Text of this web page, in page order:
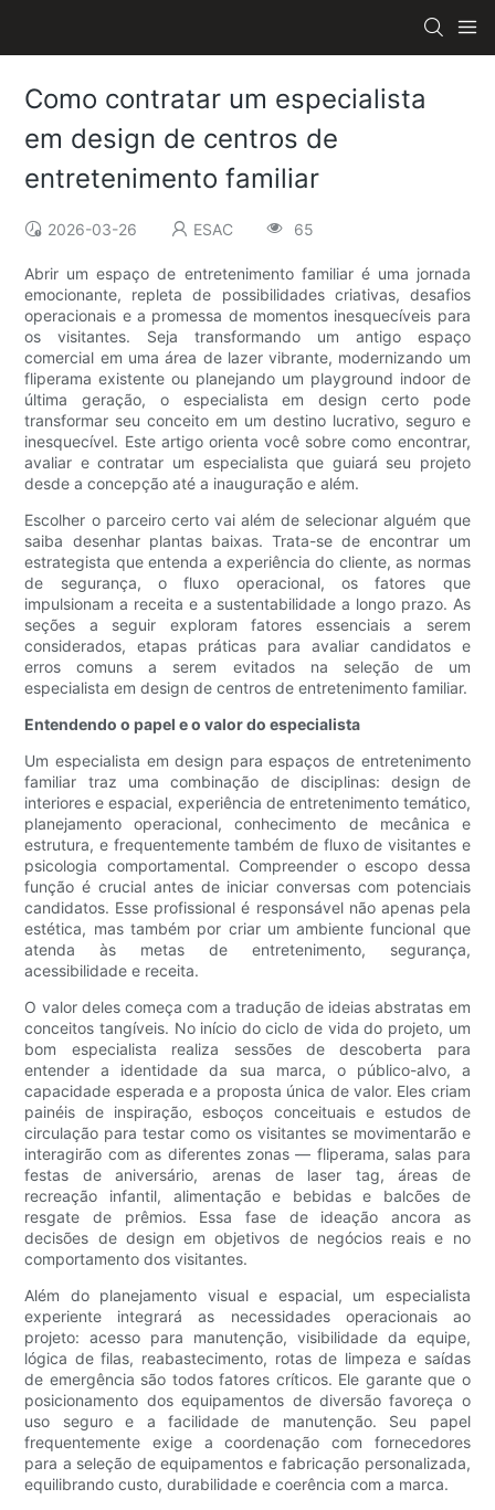
Como contratar um especialista
em design de centros de
entretenimento familiar
2026-03-26 ESAC 65
Abrir um espaço de entretenimento familiar é uma jornada
emocionante, repleta de possibilidades criativas, desafios
operacionais e a promessa de momentos inesquecíveis para
os visitantes. Seja transformando um antigo espaço
comercial em uma área de lazer vibrante, modernizando um
fliperama existente ou planejando um playground indoor de
última geração, o especialista em design certo pode
transformar seu conceito em um destino lucrativo, seguro e
inesquecível. Este artigo orienta você sobre como encontrar,
avaliar e contratar um especialista que guiará seu projeto
desde a concepção até a inauguração e além.
Escolher o parceiro certo vai além de selecionar alguém que
saiba desenhar plantas baixas. Trata-se de encontrar um
estrategista que entenda a experiência do cliente, as normas
de segurança, o fluxo operacional, os fatores que
impulsionam a receita e a sustentabilidade a longo prazo. As
seções a seguir exploram fatores essenciais a serem
considerados, etapas práticas para avaliar candidatos e
erros comuns a serem evitados na seleção de um
especialista em design de centros de entretenimento familiar.
Entendendo o papel e o valor do especialista
Um especialista em design para espaços de entretenimento
familiar traz uma combinação de disciplinas: design de
interiores e espacial, experiência de entretenimento temático,
planejamento operacional, conhecimento de mecânica e
estrutura, e frequentemente também de fluxo de visitantes e
psicologia comportamental. Compreender o escopo dessa
função é crucial antes de iniciar conversas com potenciais
candidatos. Esse profissional é responsável não apenas pela
estética, mas também por criar um ambiente funcional que
atenda às metas de entretenimento, segurança,
acessibilidade e receita.
O valor deles começa com a tradução de ideias abstratas em
conceitos tangíveis. No início do ciclo de vida do projeto, um
bom especialista realiza sessões de descoberta para
entender a identidade da sua marca, o público-alvo, a
capacidade esperada e a proposta única de valor. Eles criam
painéis de inspiração, esboços conceituais e estudos de
circulação para testar como os visitantes se movimentarão e
interagirão com as diferentes zonas — fliperama, salas para
festas de aniversário, arenas de laser tag, áreas de
recreação infantil, alimentação e bebidas e balcões de
resgate de prêmios. Essa fase de ideação ancora as
decisões de design em objetivos de negócios reais e no
comportamento dos visitantes.
Além do planejamento visual e espacial, um especialista
experiente integrará as necessidades operacionais ao
projeto: acesso para manutenção, visibilidade da equipe,
lógica de filas, reabastecimento, rotas de limpeza e saídas
de emergência são todos fatores críticos. Ele garante que o
posicionamento dos equipamentos de diversão favoreça o
uso seguro e a facilidade de manutenção. Seu papel
frequentemente exige a coordenação com fornecedores
para a seleção de equipamentos e fabricação personalizada,
equilibrando custo, durabilidade e coerência com a marca.